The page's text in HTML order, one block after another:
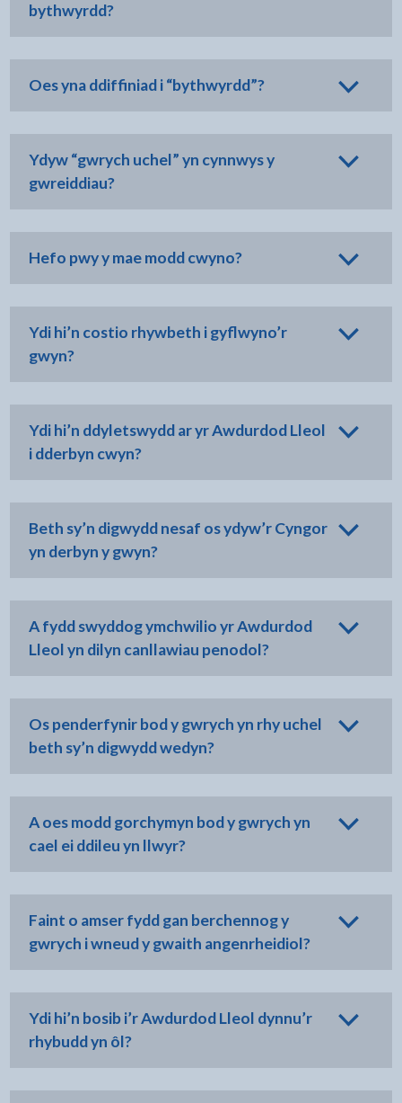
bythwyrdd?
Oes yna ddiffiniad i “bythwyrdd”?
Ydyw “gwrych uchel” yn cynnwys y
gwreiddiau?
Hefo pwy y mae modd cwyno?
Ydi hi’n costio rhywbeth i gyflwyno’r
gwyn?
Ydi hi’n ddyletswydd ar yr Awdurdod Lleol
i dderbyn cwyn?
Beth sy’n digwydd nesaf os ydyw’r Cyngor
yn derbyn y gwyn?
A fydd swyddog ymchwilio yr Awdurdod
Lleol yn dilyn canllawiau penodol?
Os penderfynir bod y gwrych yn rhy uchel
beth sy’n digwydd wedyn?
A oes modd gorchymyn bod y gwrych yn
cael ei ddileu yn llwyr?
Faint o amser fydd gan berchennog y
gwrych i wneud y gwaith angenrheidiol?
Ydi hi’n bosib i’r Awdurdod Lleol dynnu’r
rhybudd yn ôl?